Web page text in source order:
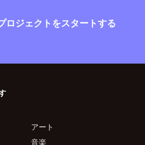
ロジェクトをスタートする
アート
音楽